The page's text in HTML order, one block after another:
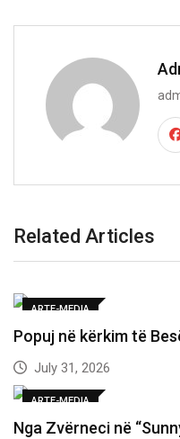
Related Articles
ARTE-MEDIA
Popuj në kërkim të
July 31, 2026
ARTE-MEDIA
Nga Zvërneci në